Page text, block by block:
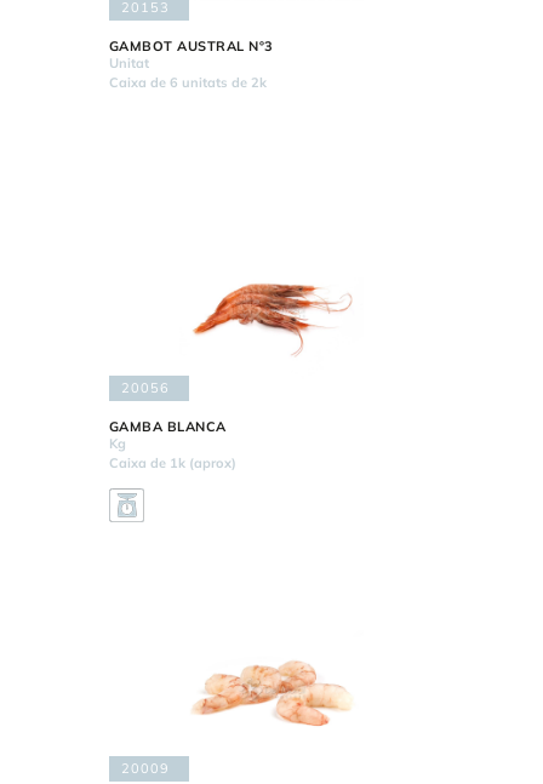
20153
GAMBOT AUSTRAL Nº3
Unitat
Caixa de 6 unitats de 2k
20056
GAMBA BLANCA
Kg
Caixa de 1k (aprox)
20009